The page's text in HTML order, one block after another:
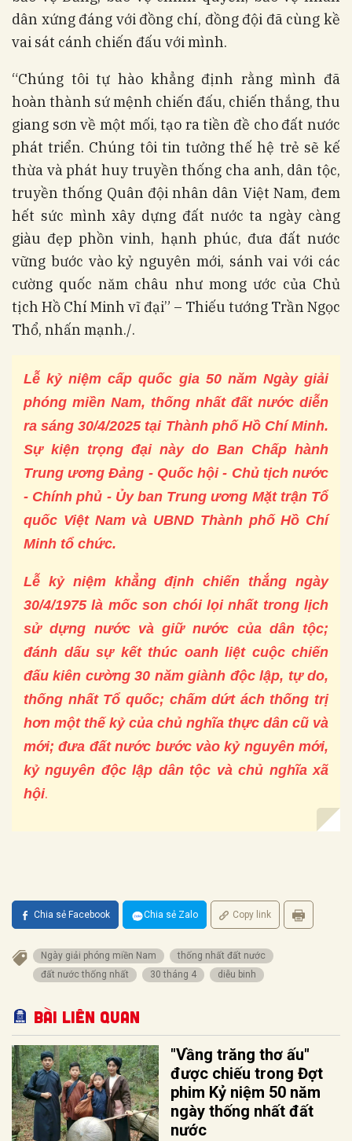
dân xứng đáng với đồng chí, đồng đội đã cùng kề
vai sát cánh chiến đấu với mình.
“Chúng tôi tự hào khẳng định rằng mình đã
hoàn thành sứ mệnh chiến đấu, chiến thắng, thu
giang sơn về một mối, tạo ra tiền đề cho đất nước
phát triển. Chúng tôi tin tưởng thế hệ trẻ sẽ kế
thừa và phát huy truyền thống cha anh, dân tộc,
truyền thống Quân đội nhân dân Việt Nam, đem
hết sức mình xây dựng đất nước ta ngày càng
giàu đẹp phồn vinh, hạnh phúc, đưa đất nước
vững bước vào kỷ nguyên mới, sánh vai với các
cường quốc năm châu như mong ước của Chủ
tịch Hồ Chí Minh vĩ đại” – Thiếu tướng Trần Ngọc
Thổ, nhấn mạnh./.
Lễ kỷ niệm cấp quốc gia 50 năm Ngày giải
phóng miền Nam, thống nhất đất nước diễn
ra sáng 30/4/2025 tại Thành phố Hồ Chí Minh.
Sự kiện trọng đại này do Ban Chấp hành
Trung ương Đảng - Quốc hội - Chủ tịch nước
- Chính phủ - Ủy ban Trung ương Mặt trận Tổ
quốc Việt Nam và UBND Thành phố Hồ Chí
Minh tổ chức.
Lễ kỷ niệm khẳng định chiến thắng ngày
30/4/1975 là mốc son chói lọi nhất trong lịch
sử dựng nước và giữ nước của dân tộc;
đánh dấu sự kết thúc oanh liệt cuộc chiến
đấu kiên cường 30 năm giành độc lập, tự do,
thống nhất Tổ quốc; chấm dứt ách thống trị
hơn một thế kỷ của chủ nghĩa thực dân cũ và
mới; đưa đất nước bước vào kỷ nguyên mới,
kỷ nguyên độc lập dân tộc và chủ nghĩa xã
hội.
Chia sẻ Facebook Chia sẻ Zalo Copy link
Ngày giải phóng miền Nam
thống nhất đất nước
đất nước thống nhất
30 tháng 4 diễu binh
Bài liên quan
"Vầng trăng thơ ấu"
được chiếu trong Đợt
phim Kỷ niệm 50 năm
ngày thống nhất đất
nước